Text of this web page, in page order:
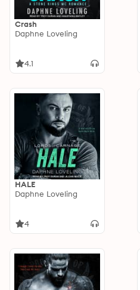
Crash
Daphne Loveling
4.1
HALE
Daphne Loveling
4